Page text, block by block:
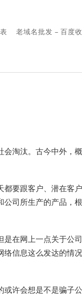
老域名批发 – 百度
会淘汰。古今中外，
都要跟客户、潜在客
公司所生产的产品，
在网上一点关于公
络信息这么发达的情
或许会想是不是骗子